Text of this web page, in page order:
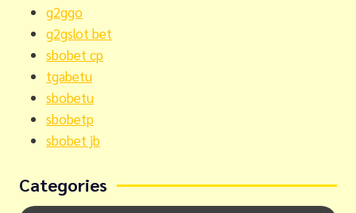
g2ggo
g2gslot bet
sbobet cp
tgabetu
sbobetu
sbobetp
sbobet jb
Categories